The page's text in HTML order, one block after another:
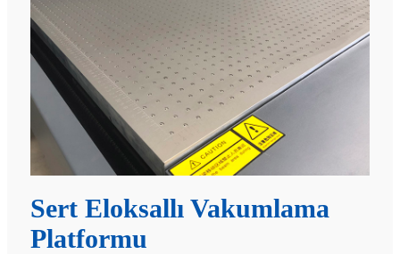
Sert Eloksallı Vakumlama
Platformu